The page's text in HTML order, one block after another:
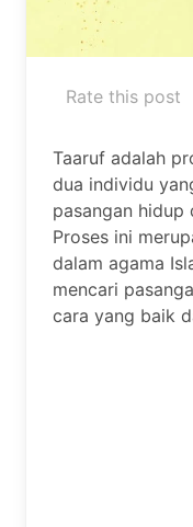
Rate this post
Taaruf adalah
dua individu
pasangan hidup
Proses ini
dalam agama
mencari
cara yang baik